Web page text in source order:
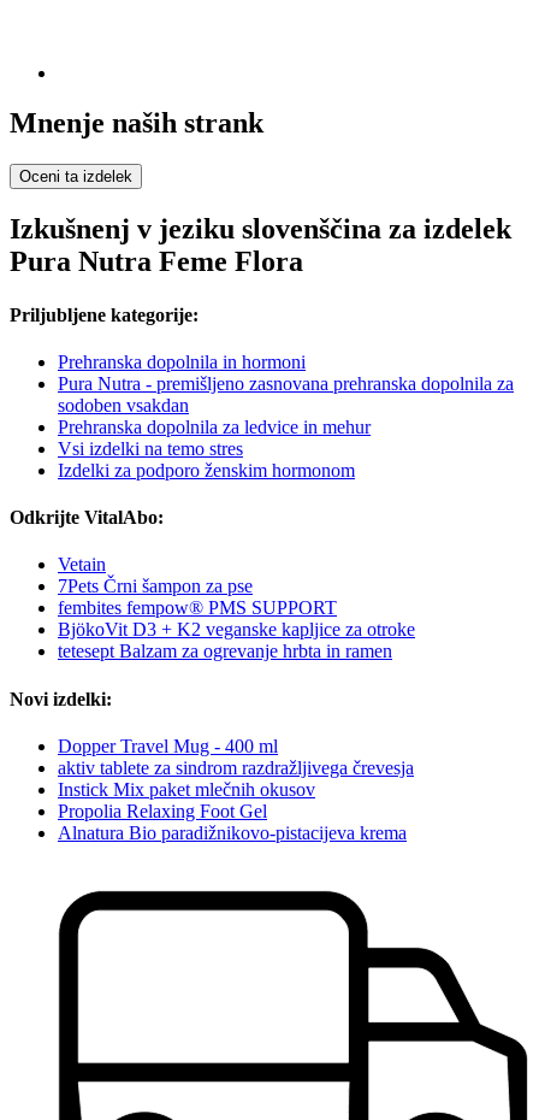
Mnenje naših strank
Oceni ta izdelek
Izkušnenj v jeziku slovenščina za izdelek
Pura Nutra Feme Flora
Priljubljene kategorije:
Prehranska dopolnila in hormoni
Pura Nutra - premišljeno zasnovana prehranska dopolnila za
sodoben vsakdan
Prehranska dopolnila za ledvice in mehur
Vsi izdelki na temo stres
Izdelki za podporo ženskim hormonom
Odkrijte VitalAbo:
Vetain
7Pets Črni šampon za pse
fembites fempow® PMS SUPPORT
BjökoVit D3 + K2 veganske kapljice za otroke
tetesept Balzam za ogrevanje hrbta in ramen
Novi izdelki:
Dopper Travel Mug - 400 ml
aktiv tablete za sindrom razdražljivega črevesja
Instick Mix paket mlečnih okusov
Propolia Relaxing Foot Gel
Alnatura Bio paradižnikovo-pistacijeva krema